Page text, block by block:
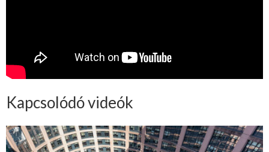
Kapcsolódó videók